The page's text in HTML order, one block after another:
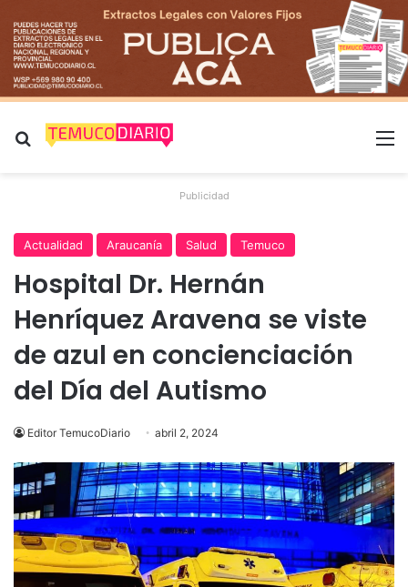
Buscar por
Publicidad
Actualidad Araucanía Salud Temuco
Hospital Dr. Hernán
Henríquez Aravena se viste
de azul en concienciación
del Día del Autismo
Editor TemucoDiario abril 2, 2024